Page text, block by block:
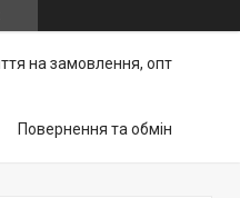
на замовлення, опт
Повернення та обмін